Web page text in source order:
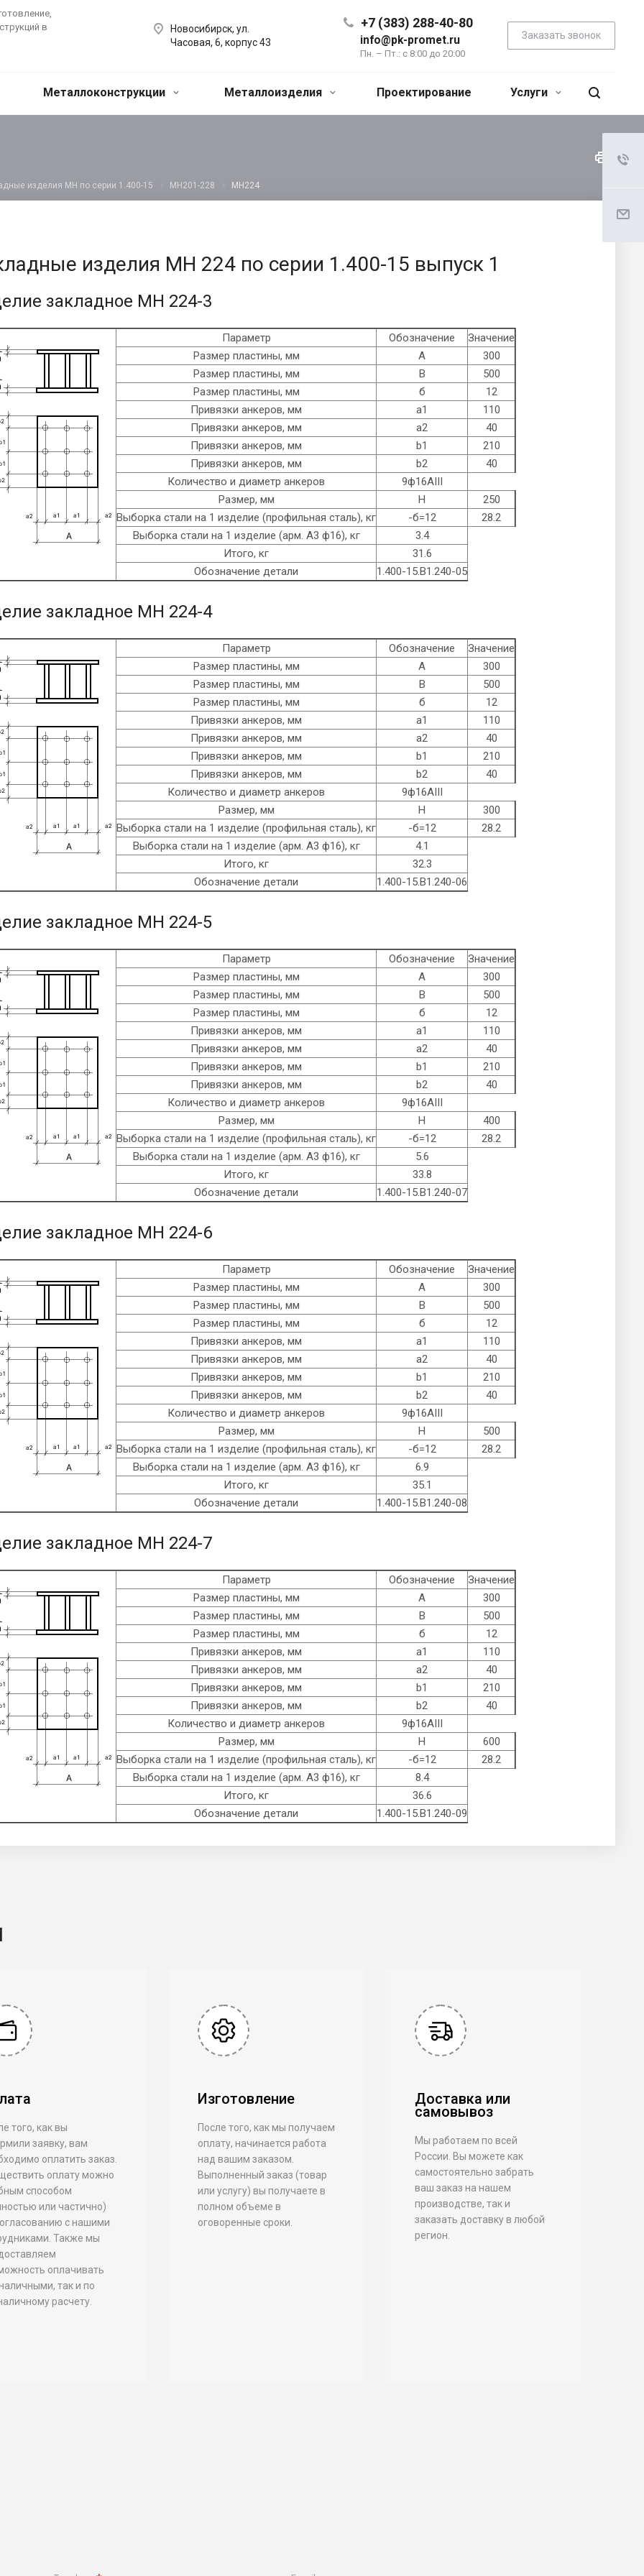
в
+7 (383) 288-40-80
info@pk-promet.ru
Пн. – Пт.: с 8:00 до 20:00
Заказать звонок
Новосибирск, ул.
Часовая, 6, корпус 43
Металлоконструкции Металлоизделия Проектирование Услуги
изделия МН по серии 1.400-15 МН201-228 МН224
изделия МН 224 по серии 1.400-15 выпуск 1
закладное МН 224-3
Параметр Обозначение
Значение
Размер пластины, мм
А
300
Размер пластины, мм
B
500
Размер пластины, мм
б
12
Привязки анкеров, мм
а1
110
Привязки анкеров, мм
а2
40
Привязки анкеров, мм
b1
210
Привязки анкеров, мм
b2
40
Количество и диаметр анкеров
9ф16AIII
Размер, мм
Н
250
Выборка стали на 1 изделие (профильная сталь), кг
-б=12
28.2
Выборка стали на 1 изделие (арм. A3 ф16), кг
3.4
Итого, кг
31.6
Обозначение детали
1.400-15.B1.240-05
закладное МН 224-4
Параметр Обозначение
Значение
Размер пластины, мм
А
300
Размер пластины, мм
B
500
Размер пластины, мм
б
12
Привязки анкеров, мм
а1
110
Привязки анкеров, мм
а2
40
Привязки анкеров, мм
b1
210
Привязки анкеров, мм
b2
40
Количество и диаметр анкеров
9ф16AIII
Размер, мм
Н
300
Выборка стали на 1 изделие (профильная сталь), кг
-б=12
28.2
Выборка стали на 1 изделие (арм. A3 ф16), кг
4.1
Итого, кг
32.3
Обозначение детали
1.400-15.B1.240-06
закладное МН 224-5
Параметр Обозначение
Значение
Размер пластины, мм
А
300
Размер пластины, мм
B
500
Размер пластины, мм
б
12
Привязки анкеров, мм
а1
110
Привязки анкеров, мм
а2
40
Привязки анкеров, мм
b1
210
Привязки анкеров, мм
b2
40
Количество и диаметр анкеров
9ф16AIII
Размер, мм
Н
400
Выборка стали на 1 изделие (профильная сталь), кг
-б=12
28.2
Выборка стали на 1 изделие (арм. A3 ф16), кг
5.6
Итого, кг
33.8
Обозначение детали
1.400-15.B1.240-07
закладное МН 224-6
Параметр Обозначение
Значение
Размер пластины, мм
А
300
Размер пластины, мм
B
500
Размер пластины, мм
б
12
Привязки анкеров, мм
а1
110
Привязки анкеров, мм
а2
40
Привязки анкеров, мм
b1
210
Привязки анкеров, мм
b2
40
Количество и диаметр анкеров
9ф16AIII
Размер, мм
Н
500
Выборка стали на 1 изделие (профильная сталь), кг
-б=12
28.2
Выборка стали на 1 изделие (арм. A3 ф16), кг
6.9
Итого, кг
35.1
Обозначение детали
1.400-15.B1.240-08
закладное МН 224-7
Параметр Обозначение
Значение
Размер пластины, мм
А
300
Размер пластины, мм
B
500
Размер пластины, мм
б
12
Привязки анкеров, мм
а1
110
Привязки анкеров, мм
а2
40
Привязки анкеров, мм
b1
210
Привязки анкеров, мм
b2
40
Количество и диаметр анкеров
9ф16AIII
Размер, мм
Н
600
Выборка стали на 1 изделие (профильная сталь), кг
-б=12
28.2
Выборка стали на 1 изделие (арм. A3 ф16), кг
8.4
Итого, кг
36.6
Обозначение детали
1.400-15.B1.240-09
того, как вы
заявку, вам
оплатить заказ.
оплату можно
способом
или частично)
с нашими
Также мы
оплачивать
так и по
расчету.
Изготовление
После того, как мы получаем
оплату, начинается работа
над вашим заказом.
Выполненный заказ (товар
или услугу) вы получаете в
полном объеме в
оговоренные сроки.
Доставка или
самовывоз
Мы работаем по всей
России. Вы можете как
самостоятельно забрать
ваш заказ на нашем
производстве, так и
заказать доставку в любой
регион.